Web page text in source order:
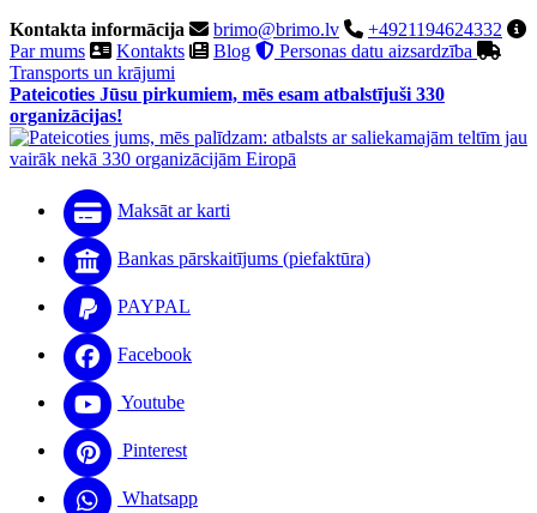
Kontakta informācija
brimo@brimo.lv
+4921194624332
Par mums
Kontakts Blog
Personas datu aizsardzība
Transports un krājumi
Pateicoties Jūsu pirkumiem, mēs esam atbalstījuši 330
organizācijas!
Maksāt ar karti
Bankas pārskaitījums (piefaktūra)
PAYPAL
Facebook
Youtube
Pinterest
Whatsapp